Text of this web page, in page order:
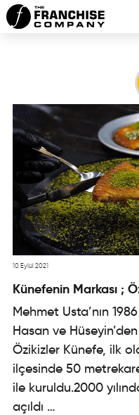
10 Eylül 2021
Künefenin Markası ;
Mehmet Usta’nın
Hasan ve
Özikizler Künefe, ilk
ilçesinde 50
ile kuruldu.2000
açıldı …